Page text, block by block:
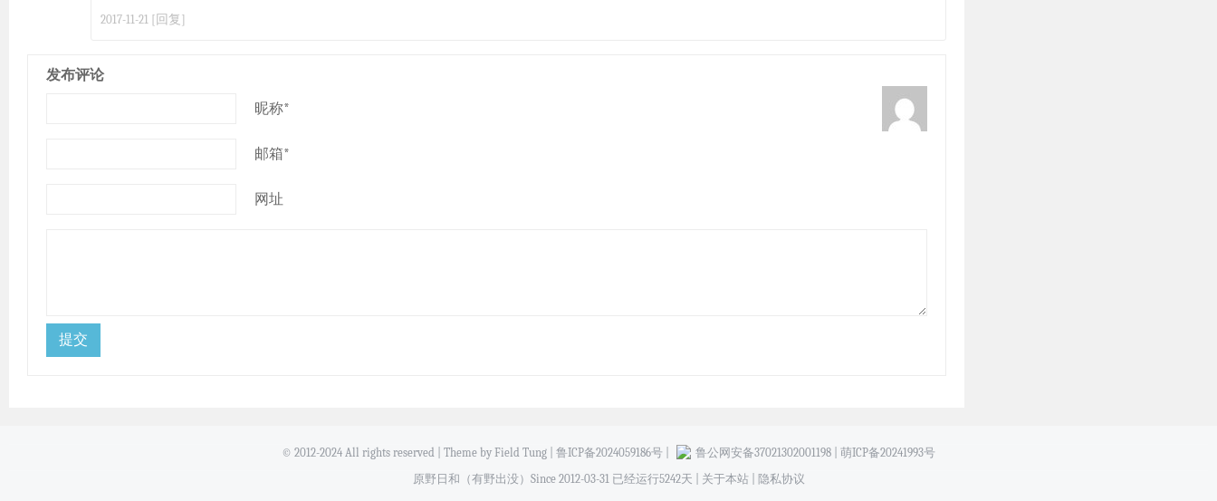
2017-11-21 [回复]
发布评论
昵称*
邮箱*
网址
© 2012-2024 All rights reserved | Theme by Field Tung | 鲁ICP备2024059186号 鲁公网安备37021302001198
萌ICP备20241993号
原野日和（有野出没）Since 2012-03-31 已经运行5242天 | 关于本站| 隐私协议